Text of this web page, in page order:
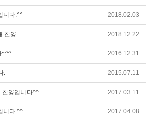
니다.^^ 2018.02.03
찬양 2018.12.22
~^^ 2016.12.31
. 2015.07.11
찬양입니다^^ 2017.03.11
니다.^^ 2017.04.08